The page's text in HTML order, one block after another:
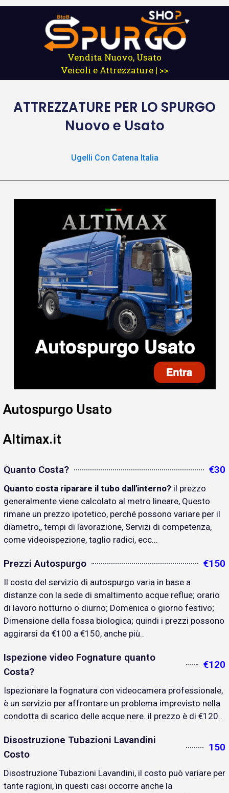
Vendita Nuovo, Usato
Veicoli e Attrezzature | >>
ATTREZZATURE PER LO SPURGO
Nuovo e Usato
Ugelli Con Catena Italia
Autospurgo Usato
Altimax.it
Quanto Costa? €30
Quanto costa riparare il tubo dall'interno? il prezzo
generalmente viene calcolato al metro lineare, Questo
rimane un prezzo ipotetico, perché possono variare per il
diametro,, tempi di lavorazione, Servizi di competenza,
come videoispezione, taglio radici, ecc...
Prezzi Autospurgo €150
Il costo del servizio di autospurgo varia in base a
distanze con la sede di smaltimento acque reflue; orario
di lavoro notturno o diurno; Domenica o giorno festivo;
Dimensione della fossa biologica; quindi i prezzi possono
aggirarsi da €100 a €150, anche più..
Ispezione video Fognature quanto
Costa?
€120
Ispezionare la fognatura con videocamera professionale,
è un servizio per affrontare un problema imprevisto nella
condotta di scarico delle acque nere. il prezzo è di €120..
Disostruzione Tubazioni Lavandini
Costo
150
Disostruzione Tubazioni Lavandini, il costo può variare per
tante ragioni, in questi casi occorre anche la